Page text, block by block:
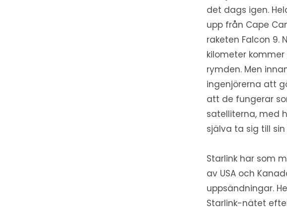
det dags igen.
upp från Cape
raketen Falcon 9.
kilometer
rymden. Men
ingenjörerna att
att de fungerar
satelliterna, med
själva ta sig till
Starlink har som
av USA och
uppsändningar.
Starlink-nätet